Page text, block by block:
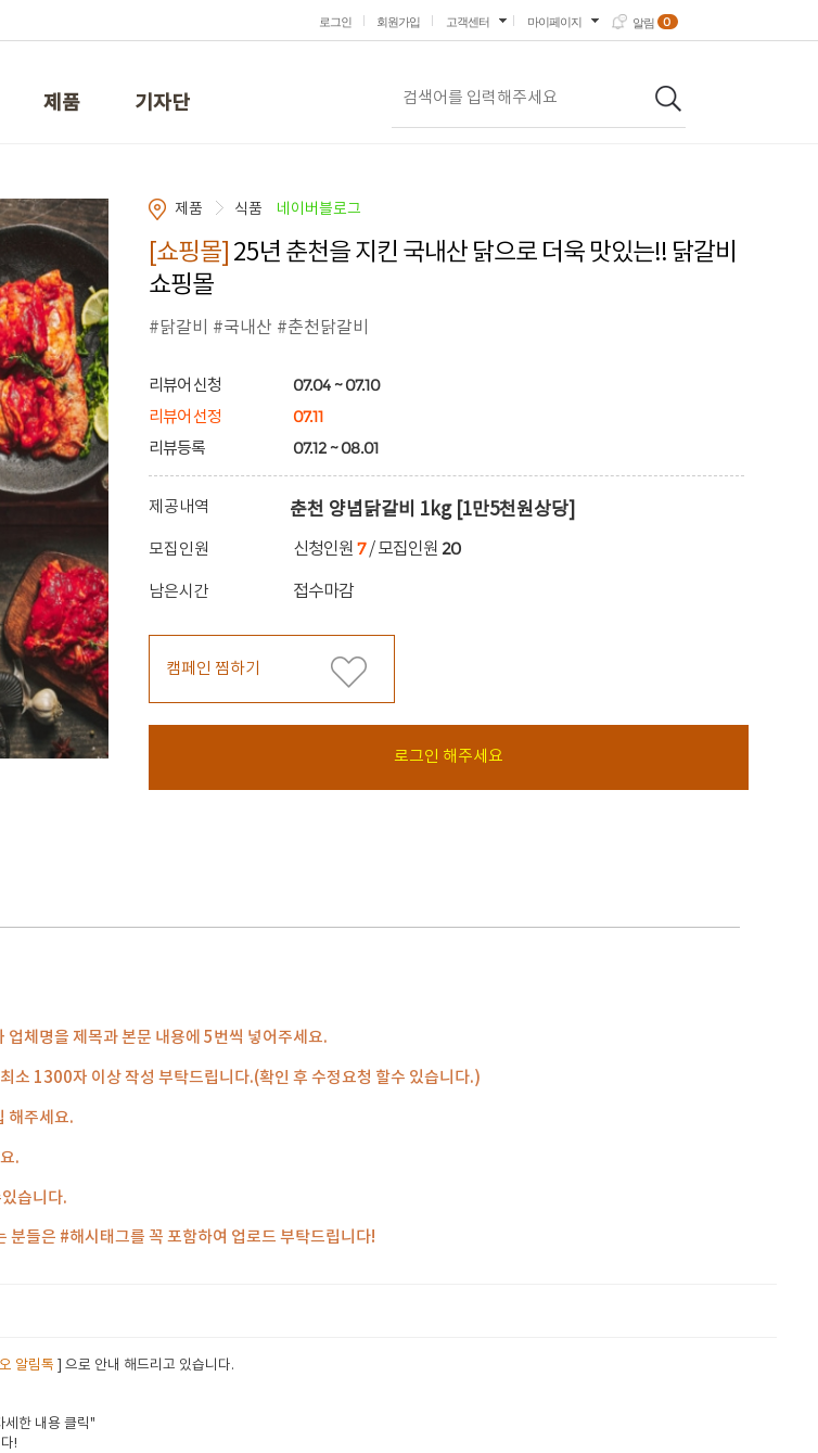
로그인 회원가입 고객센터 마이페이지 알림 0
제품 기자단
제품 식품 네이버블로그
[쇼핑몰] 25년 춘천을 지킨 국내산 닭으로 더욱 맛있는!! 닭갈비
쇼핑몰
#닭갈비 #국내산 #춘천닭갈비
리뷰어 신청 07.04 ~ 07.10
리뷰어 선정 07.11
리뷰등록 07.12 ~ 08.01
제공내역 춘천 양념닭갈비 1kg [1만5천원상당]
모집인원 신청인원 7/ 모집인원 20
남은시간 접수마감
캠페인 찜하기
로그인 해주세요
체명을 제목과 본문 내용에 5번씩 넣어주세요.
소 1300자 이상 작성 부탁드립니다.(확인 후 수정요청 할수 있습니다.)
해주세요.
.
습니다.
들은 #해시태그를 꼭 포함하여 업로드 부탁드립니다!
알림톡 ] 으로 안내 해드리고 있습니다.
세한 내용 클릭"
!